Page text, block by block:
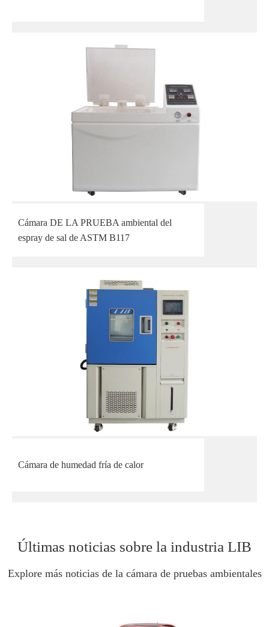
Cámara DE LA PRUEBA ambiental del
espray de sal de ASTM B117
Cámara de humedad fría de calor
Últimas noticias sobre la industria LIB
Explore más noticias de la cámara de pruebas ambientales